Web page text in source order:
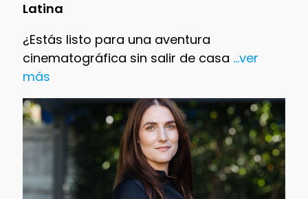
Latina
¿Estás listo para una aventura
cinematográfica sin salir de casa ...ver
más